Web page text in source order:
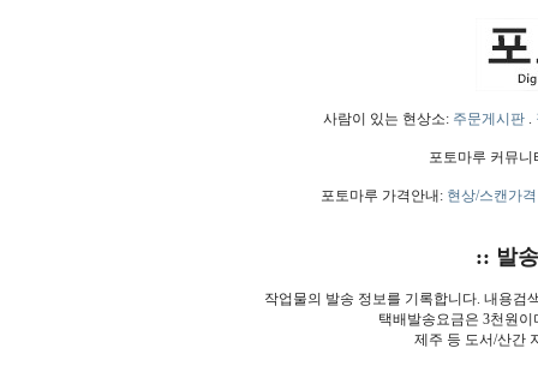
사람이 있는 현상소: 주문게시판.
포토마루 커뮤
포토마루 가격안내: 현상/스캔가격
:: 발
작업물의 발송 정보를 기록합니다. 내용검
택배발송요금은 3천원
제주 등 도서/산간